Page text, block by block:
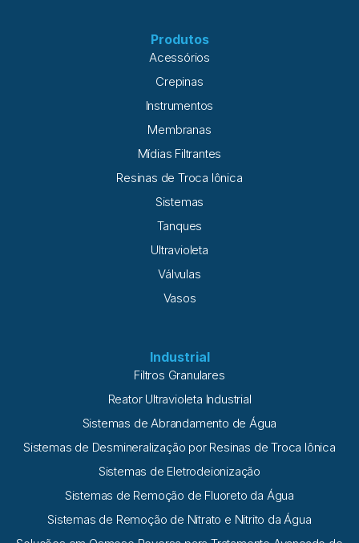
Produtos
Acessórios
Crepinas
Instrumentos
Membranas
Mídias Filtrantes
Resinas de Troca Iônica
Sistemas
Tanques
Ultravioleta
Válvulas
Vasos
Industrial
Filtros Granulares
Reator Ultravioleta Industrial
Sistemas de Abrandamento de Água
Sistemas de Desmineralização por Resinas de Troca Iônica
Sistemas de Eletrodeionização
Sistemas de Remoção de Fluoreto da Água
Sistemas de Remoção de Nitrato e Nitrito da Água